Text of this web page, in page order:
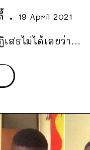
19 April 2021
สธไม่ได้เลยว่า...